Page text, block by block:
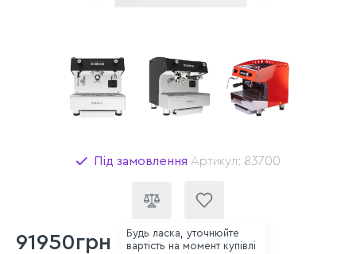
Під замовлення Артикул: 83700
91950грн
Будь ласка, уточнюйте
вартість на момент купівлі